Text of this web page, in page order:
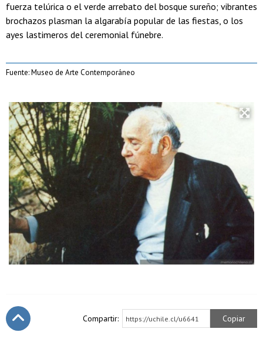
fuerza telúrica o el verde arrebato del bosque sureño; vibrantes
brochazos plasman la algarabía popular de las fiestas, o los
ayes lastimeros del ceremonial fúnebre.
Fuente: Museo de Arte Contemporáneo
Compartir: https://uchile.cl/u6641 Copiar